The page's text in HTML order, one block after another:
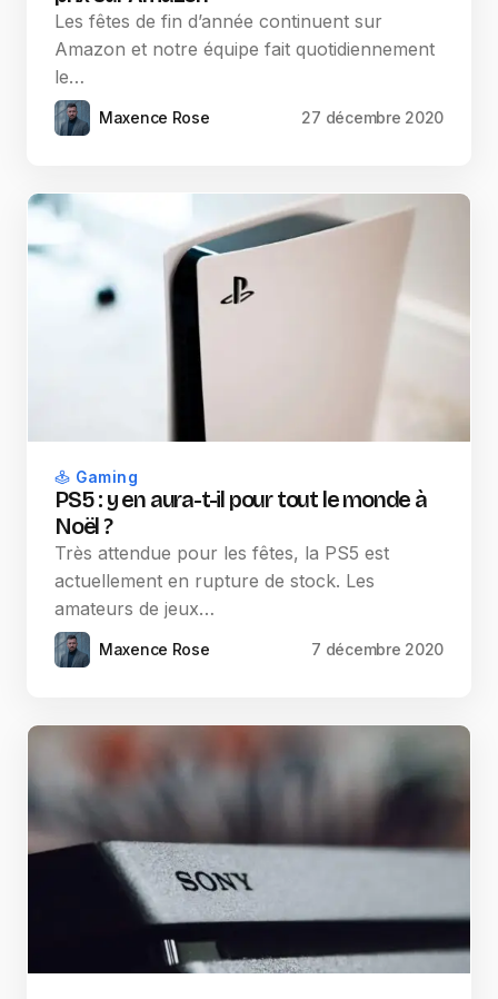
Les fêtes de fin d’année continuent sur
Amazon et notre équipe fait quotidiennement
le…
Maxence Rose 27 décembre 2020
Gaming
PS5 : y en aura-t-il pour tout le monde à
Noël ?
Très attendue pour les fêtes, la PS5 est
actuellement en rupture de stock. Les
amateurs de jeux…
Maxence Rose 7 décembre 2020